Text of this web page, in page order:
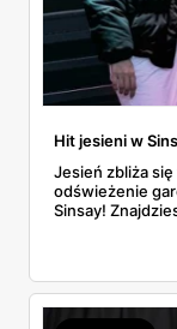
Hit jesieni w
Jesień zbliża się
odświeżenie
Sinsay!